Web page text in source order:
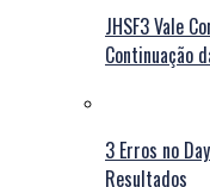
JHSF3 Vale
Continuação
3 Erros no
Resultados